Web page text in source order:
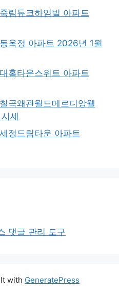
림듀크하임빌 아파트
옥정 아파트 2026년 1월
홈타운스위트 아파트
곡왜관월드메르디앙웰
세
정드림타운 아파트
댓글 관리 도구
with GeneratePress